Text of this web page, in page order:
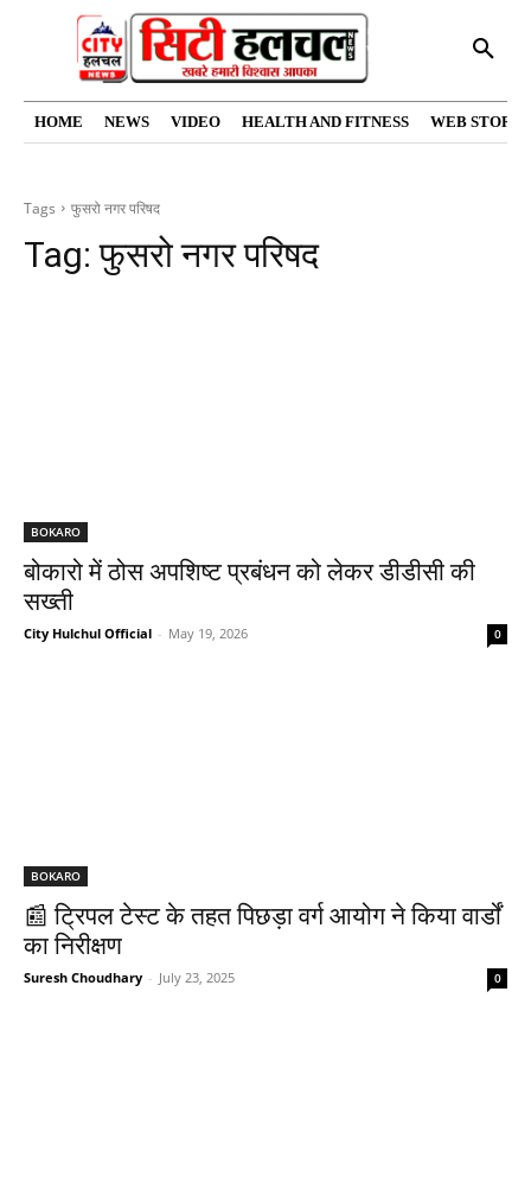
HOME NEWS VIDEO HEALTH AND FITNESS WEB
Tags फुसरो नगर परिषद
Tag:फुसरो नगर परिषद
BOKARO
बोकारो में ठोस अपशिष्ट प्रबंधन को लेकर डीडीसी की
सख्ती
City Hulchul Official - May 19, 2026 0
BOKARO
📰 ट्रिपल टेस्ट के तहत पिछड़ा वर्ग आयोग ने किया वार्डों
का निरीक्षण
Suresh Choudhary - July 23, 2025 0